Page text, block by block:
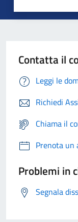
Contatta il
Leggi le
Richiedi
Chiama il
Prenota un
Problemi in
Segnala